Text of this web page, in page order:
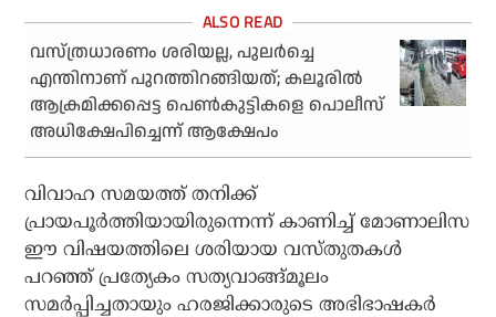
വസ്ത്രധാരണം ശരിയല്ല, പുലര്‍ച്ചെ
എന്തിനാണ് പുറത്തിറങ്ങിയത്; കലൂരില്‍
ആക്രമിക്കപ്പെട്ട പെണ്‍കുട്ടികളെ പൊലീസ്
അധിക്ഷേപിച്ചെന്ന് ആക്ഷേപം
വിവാഹ സമയത്ത് തനിക്ക്
പ്രായപൂര്‍ത്തിയായിരുന്നെന്ന് കാണിച്ച് മോണാലിസ
ഈ വിഷയത്തിലെ ശരിയായ വസ്തുതകള്‍
പറഞ്ഞ് പ്രത്യേകം സത്യവാങ്ങ്മൂലം
സമര്‍പ്പിച്ചതായും ഹരജിക്കാരുടെ അഭിഭാഷകര്‍